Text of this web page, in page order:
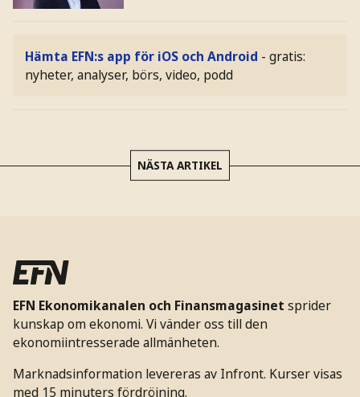
Hämta EFN:s app för iOS och Android - gratis:
nyheter, analyser, börs, video, podd
NÄSTA ARTIKEL
EFN Ekonomikanalen och Finansmagasinet sprider
kunskap om ekonomi. Vi vänder oss till den
ekonomiintresserade allmänheten.
Marknadsinformation levereras av Infront. Kurser visas
med 15 minuters fördröjning.